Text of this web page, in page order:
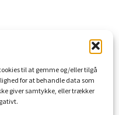
til at gemme og/eller tilgå
for at behandle data som
giver samtykke, eller trækker